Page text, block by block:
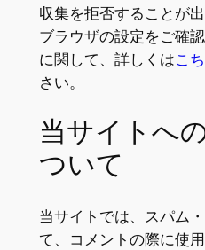
収集を拒否することが
ブラウザの設定をご確
に関して、詳しくはこ
さい。
当サイトへ
ついて
当サイトでは、スパム
て、コメントの際に使